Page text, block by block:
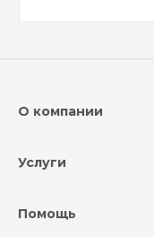
О компании
Услуги
Помощь